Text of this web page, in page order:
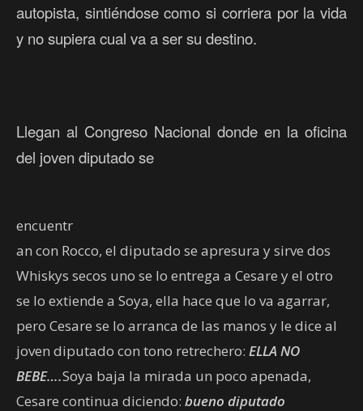
autopista, sintiéndose como si corriera por la vida
y no supiera cual va a ser su destino.
Llegan al Congreso Nacional donde en la oficina
del joven diputado se
encuentr
an con Rocco, el diputado se apresura y sirve dos
Whiskys secos uno se lo entrega a Cesare y el otro
se lo extiende a Soya, ella hace que lo va agarrar,
pero Cesare se lo arranca de las manos y le dice al
joven diputado con tono retrechero: ELLA NO
BEBE….Soya baja la mirada un poco apenada,
Cesare continua diciendo: bueno diputado